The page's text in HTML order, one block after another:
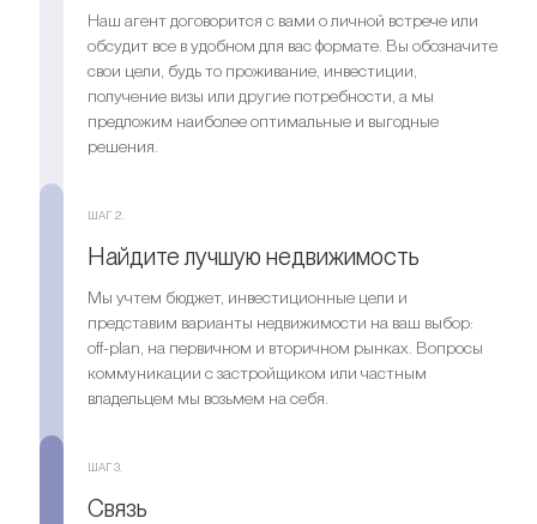
Наш агент договорится с вами о личной встрече или
обсудит все в удобном для вас формате. Вы обозначите
свои цели, будь то проживание, инвестиции,
получение визы или другие потребности, а мы
предложим наиболее оптимальные и выгодные
решения.
ШАГ 2.
Найдите лучшую недвижимость
Мы учтем бюджет, инвестиционные цели и
представим варианты недвижимости на ваш выбор:
off-plan, на первичном и вторичном рынках. Вопросы
коммуникации с застройщиком или частным
владельцем мы возьмем на себя.
ШАГ 3.
Связь